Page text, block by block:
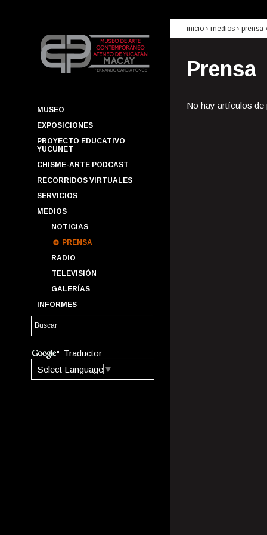
MUSEO
EXPOSICIONES
PROYECTO EDUCATIVO
YUCUNET
CHISME-ARTE PODCAST
RECORRIDOS VIRTUALES
SERVICIOS
MEDIOS
NOTICIAS
PRENSA
RADIO
TELEVISIÓN
GALERÍAS
INFORMES
Traductor
Select Language ▼
inicio › medios › prensa
Prensa
No hay artículos de